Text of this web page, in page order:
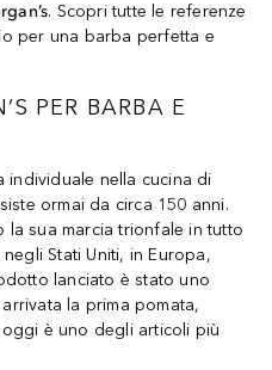
. Scopri tutte le referenze
per una barba perfetta e
PER BARBA E
individuale nella cucina di
ormai da circa 150 anni.
la sua marcia trionfale in tutto
Stati Uniti, in Europa,
lanciato è stato uno
la prima pomata,
oggi è uno degli articoli più